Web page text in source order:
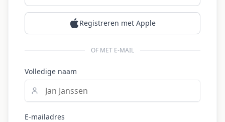
Registreren met Apple
OF MET E-MAIL
Volledige naam
E-mailadres